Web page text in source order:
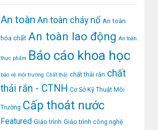
An toàn An toàn cháy nổ An toàn
hóa chất An toàn lao động An toàn
thực phẩm Báo cáo khoa học
bảo vệ môi trường Chất thải chất thải rắn chất
thải rắn - CTNH Cơ Sở Kỹ Thuật Môi
Trường Cấp thoát nước
Featured Giáo trình Giáo trình công nghệ